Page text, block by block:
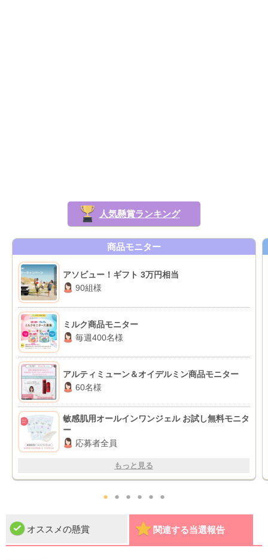
人気懸賞ランキング
商品モニター
アソビュー！ギフト 3万円相当
90組様
ミルク商品モニター
毎週400名様
アルティミューン＆オイデルミン商品モニター
60名様
敏感肌用オールインワンジェル お試し無料モニタ
ー
応募者全員
もっと見る
● ● ● ● ● ●
オススメの懸賞 関連する当選報告